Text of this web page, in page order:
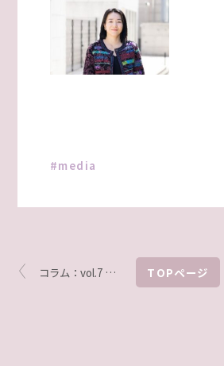
media
コラム：vol.7 各国のフェムケア事情が知りたくて フランス編 TOPページ